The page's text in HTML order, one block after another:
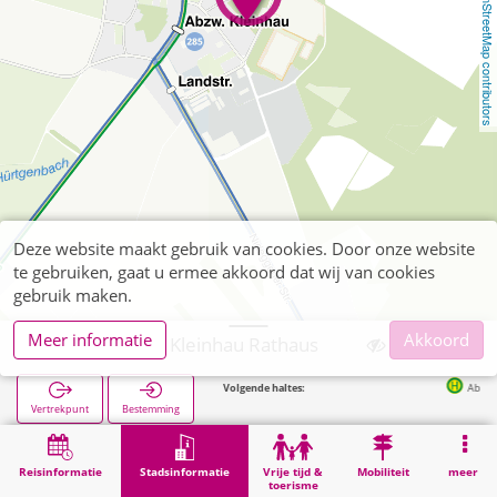
OpenStreetMap contributors
Reisinformatie Stadsinformatie
Vrije tijd &
toerisme
Mobiliteit meer
Hürtgenwald, Kleinhau Rathaus
Vertrekpunt Bestemming
Volgende haltes: Abzw.
Stadsinformatie Administratie Hürtgenwald, Kleinhau Rathaus
Deze website maakt gebruik van cookies. Door onze website
te gebruiken, gaat u ermee akkoord dat wij van cookies
gebruik maken.
Meer informatie
Akkoord